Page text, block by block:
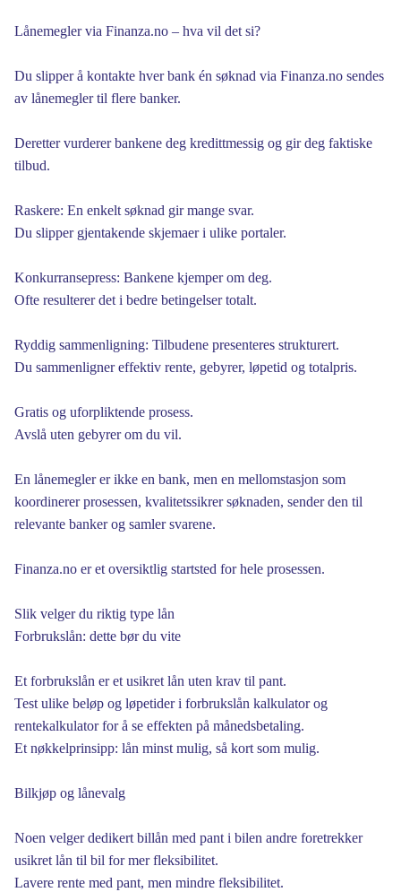
Lånemegler via Finanza.no – hva vil det si?
Du slipper å kontakte hver bank én søknad via Finanza.no sendes
av lånemegler til flere banker.
Deretter vurderer bankene deg kredittmessig og gir deg faktiske
tilbud.
Raskere: En enkelt søknad gir mange svar.
Du slipper gjentakende skjemaer i ulike portaler.
Konkurransepress: Bankene kjemper om deg.
Ofte resulterer det i bedre betingelser totalt.
Ryddig sammenligning: Tilbudene presenteres strukturert.
Du sammenligner effektiv rente, gebyrer, løpetid og totalpris.
Gratis og uforpliktende prosess.
Avslå uten gebyrer om du vil.
En lånemegler er ikke en bank, men en mellomstasjon som
koordinerer prosessen, kvalitetssikrer søknaden, sender den til
relevante banker og samler svarene.
Finanza.no er et oversiktlig startsted for hele prosessen.
Slik velger du riktig type lån
Forbrukslån: dette bør du vite
Et forbrukslån er et usikret lån uten krav til pant.
Test ulike beløp og løpetider i forbrukslån kalkulator og
rentekalkulator for å se effekten på månedsbetaling.
Et nøkkelprinsipp: lån minst mulig, så kort som mulig.
Bilkjøp og lånevalg
Noen velger dedikert billån med pant i bilen andre foretrekker
usikret lån til bil for mer fleksibilitet.
Lavere rente med pant, men mindre fleksibilitet.